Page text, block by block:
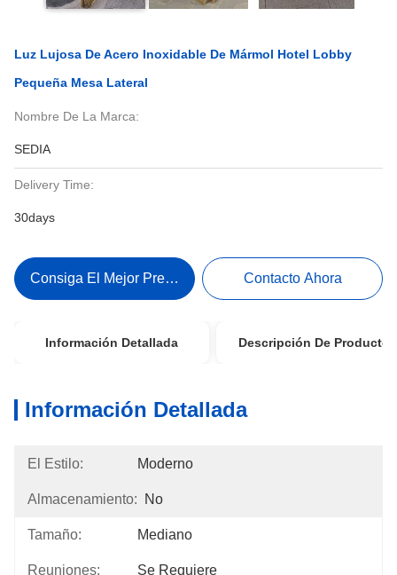
Luz Lujosa De Acero Inoxidable De Mármol Hotel Lobby
Pequeña Mesa Lateral
Nombre De La Marca:
SEDIA
Delivery Time:
30days
Consiga El Mejor Precio Contacto Ahora
Información Detallada Descripción De Producto
Información Detallada
El Estilo: Moderno
Almacenamiento: No
Tamaño: Mediano
Reuniones: Se Requiere